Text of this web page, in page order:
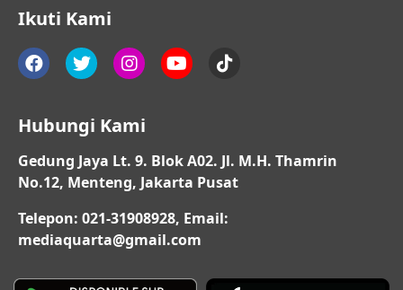
Ikuti Kami
Hubungi Kami
Gedung Jaya Lt. 9. Blok A02. Jl. M.H. Thamrin
No.12, Menteng, Jakarta Pusat
Telepon: 021-31908928, Email:
mediaquarta@gmail.com